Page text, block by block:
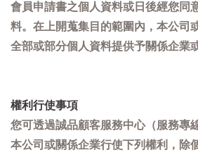
會員申請書之個人資料或日後經您同
料。在上開蒐集目的範圍內，本公司
全部或部分個人資料提供予關係企業
權利行使事項
您可透過誠品顧客服務中心（服務專
本公司或關係企業行使下列權利，除